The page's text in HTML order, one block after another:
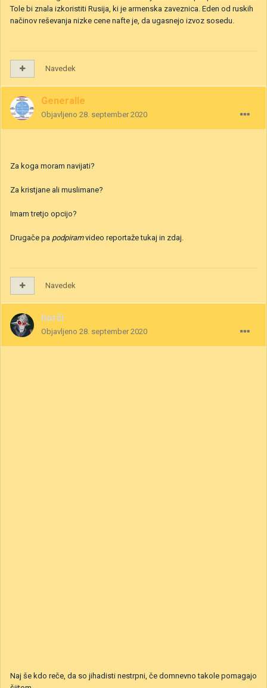
Tole bi znala izkoristiti Rusija, ki je armenska zaveznica. Eden od ruskih
načinov reševanja nizke cene nafte je, da ugasnejo izvoz sosedu.
Navedek
Generalle
Objavljeno 28. september 2020
Za koga moram navijati?
Za kristjane ali muslimane?
Imam tretjo opcijo?
Drugače pa podpiramvideo reportaže tukaj in zdaj.
Navedek
horči
Objavljeno 28. september 2020
Naj še kdo reče, da so jihadisti nestrpni, če domnevno takole pomagajo